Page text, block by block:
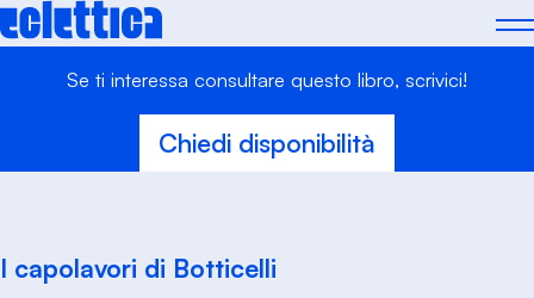
Skip
to
Se ti interessa consultare questo libro, scrivici!
Chiedi disponibilità
I capolavori di Botticelli